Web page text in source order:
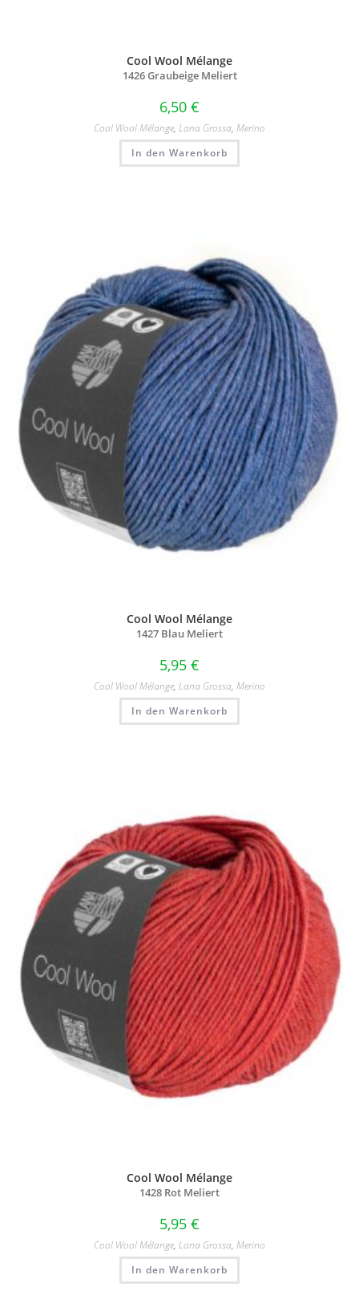
Cool Wool Mélange
1426 Graubeige Meliert
6,50 €
Cool Wool Mélange, Lana Grossa, Merino
In den Warenkorb
Cool Wool Mélange
1427 Blau Meliert
5,95 €
Cool Wool Mélange, Lana Grossa, Merino
In den Warenkorb
Cool Wool Mélange
1428 Rot Meliert
5,95 €
Cool Wool Mélange, Lana Grossa, Merino
In den Warenkorb